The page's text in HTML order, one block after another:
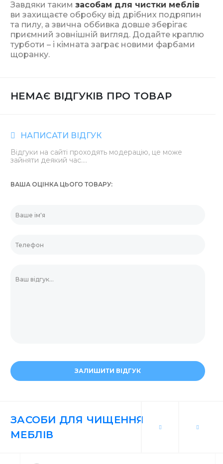
Завдяки таким засобам для чистки меблів
ви захищаєте обробку від дрібних подряпин
та пилу, а звична оббивка довше зберігає
приємний зовнішній вигляд. Додайте краплю
турботи – і кімната заграє новими фарбами
щоранку.
НЕМАЄ ВІДГУКІВ ПРО ТОВАР
НАПИСАТИ ВІДГУК
Відгуки на сайті проходять модерацію, це може
зайняти деякий час....
ВАША ОЦІНКА ЦЬОГО ТОВАРУ
ЗАЛИШИТИ ВІДГУК
ЗАСОБИ ДЛЯ ЧИЩЕННЯ
МЕБЛІВ